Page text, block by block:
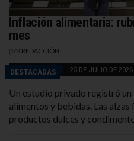
Inflación alimentaria:
mes
REDACCIÓN
DESTACADAS 25 DE JULIO DE 2026
Un estudio privado registró un
alimentos y bebidas. Las
productos dulces y